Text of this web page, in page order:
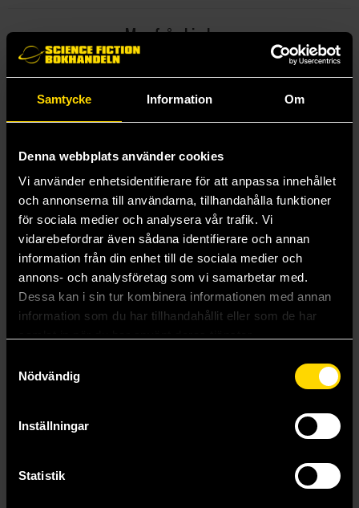
Samtycke Information Om
Denna webbplats använder cookies
Vi använder enhetsidentifierare för att anpassa innehållet
och annonserna till användarna, tillhandahålla funktioner
för sociala medier och analysera vår trafik. Vi
vidarebefordrar även sådana identifierare och annan
information från din enhet till de sociala medier och
annons- och analysföretag som vi samarbetar med.
Dessa kan i sin tur kombinera informationen med annan
information som du har tillhandahållit eller som de har
Nödvändig
Inställningar
Statistik
Mer från Lindorm
Dice tray cat
Dice
179 kr
Dice Tray Owl
Dice
179 kr